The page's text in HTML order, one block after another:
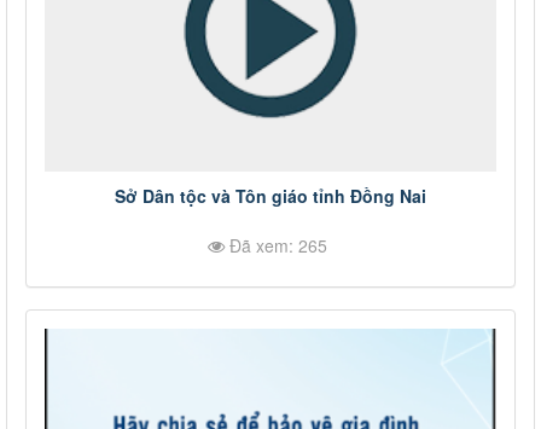
Sở Dân tộc và Tôn giáo tỉnh Đồng Nai
Đã xem: 265